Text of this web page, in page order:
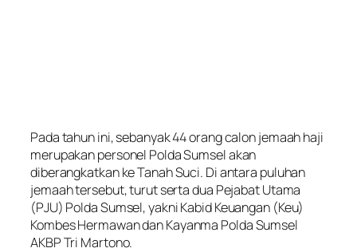
Pada tahun ini, sebanyak 44 orang calon jemaah haji
merupakan personel Polda Sumsel akan
diberangkatkan ke Tanah Suci. Di antara puluhan
jemaah tersebut, turut serta dua Pejabat Utama
(PJU) Polda Sumsel, yakni Kabid Keuangan (Keu)
Kombes Hermawan dan Kayanma Polda Sumsel
AKBP Tri Martono.